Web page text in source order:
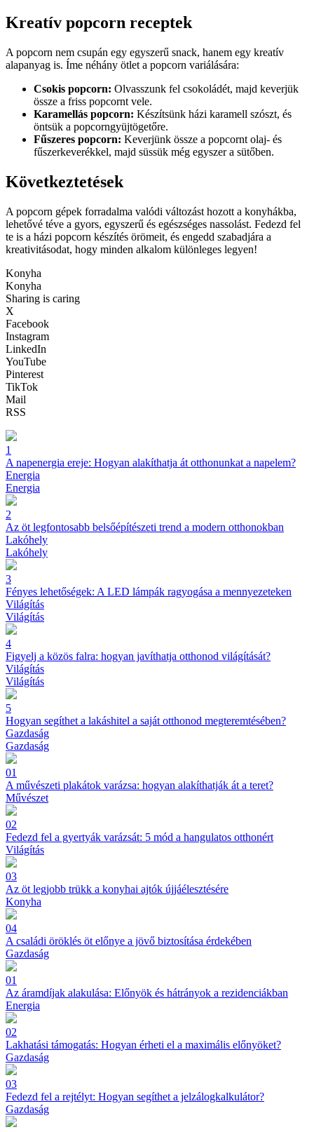
Kreatív popcorn receptek
A popcorn nem csupán egy egyszerű snack, hanem egy kreatív
alapanyag is. Íme néhány ötlet a popcorn variálására:
Csokis popcorn: Olvasszunk fel csokoládét, majd keverjük
össze a friss popcornt vele.
Karamellás popcorn: Készítsünk házi karamell szószt, és
öntsük a popcorngyüjtögetőre.
Fűszeres popcorn: Keverjünk össze a popcornt olaj- és
fűszerkeverékkel, majd süssük még egyszer a sütőben.
Következtetések
A popcorn gépek forradalma valódi változást hozott a konyhákba,
lehetővé téve a gyors, egyszerű és egészséges nassolást. Fedezd fel
te is a házi popcorn készítés örömeit, és engedd szabadjára a
kreativitásodat, hogy minden alkalom különleges legyen!
Konyha
Konyha
Sharing is caring
X
Facebook
Instagram
LinkedIn
YouTube
Pinterest
TikTok
Mail
RSS
1
A napenergia ereje: Hogyan alakíthatja át otthonunkat a napelem?
Energia
Energia
2
Az öt legfontosabb belsőépítészeti trend a modern otthonokban
Lakóhely
Lakóhely
3
Fényes lehetőségek: A LED lámpák ragyogása a mennyezeteken
Világítás
Világítás
4
Figyelj a közös falra: hogyan javíthatja otthonod világítását?
Világítás
Világítás
5
Hogyan segíthet a lakáshitel a saját otthonod megteremtésében?
Gazdaság
Gazdaság
01
A művészeti plakátok varázsa: hogyan alakíthatják át a teret?
Művészet
02
Fedezd fel a gyertyák varázsát: 5 mód a hangulatos otthonért
Világítás
03
Az öt legjobb trükk a konyhai ajtók újjáélesztésére
Konyha
04
A családi öröklés öt előnye a jövő biztosítása érdekében
Gazdaság
01
Az áramdíjak alakulása: Előnyök és hátrányok a rezidenciákban
Energia
02
Lakhatási támogatás: Hogyan érheti el a maximális előnyöket?
Gazdaság
03
Fedezd fel a rejtélyt: Hogyan segíthet a jelzálogkalkulátor?
Gazdaság